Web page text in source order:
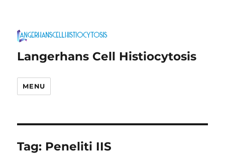
Langerhans Cell Histiocytosis
MENU
Tag: Peneliti IIS